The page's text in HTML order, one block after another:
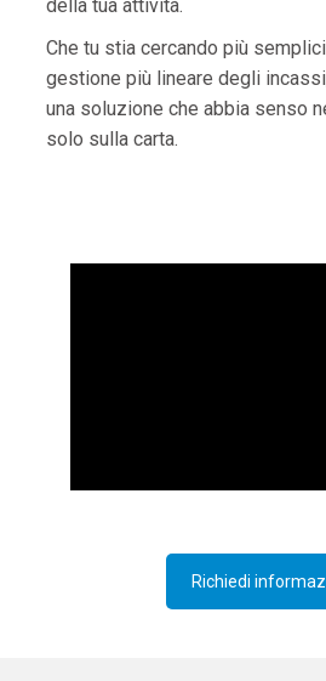
della tua attività.
Che tu stia cercando più
gestione più lineare degli
una soluzione che abbia senso
solo sulla carta.
Richiedi